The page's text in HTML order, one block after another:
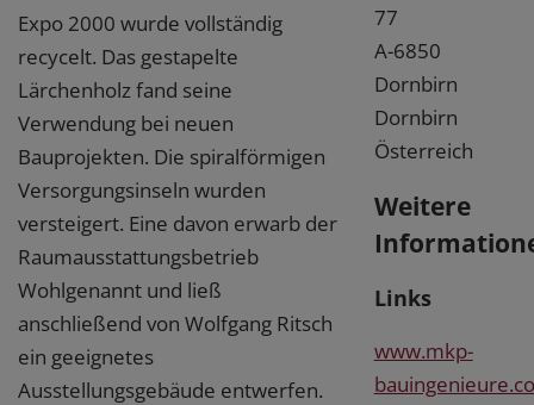
Expo 2000 wurde vollständig
recycelt. Das gestapelte
Lärchenholz fand seine
Verwendung bei neuen
Bauprojekten. Die spiralförmigen
Versorgungsinseln wurden
versteigert. Eine davon erwarb der
Raumausstattungsbetrieb
Wohlgenannt und ließ
anschließend von Wolfgang Ritsch
ein geeignetes
Ausstellungsgebäude entwerfen.
77
A-6850
Dornbirn
Dornbirn
Österreich
Weitere
Links
www.mkp-